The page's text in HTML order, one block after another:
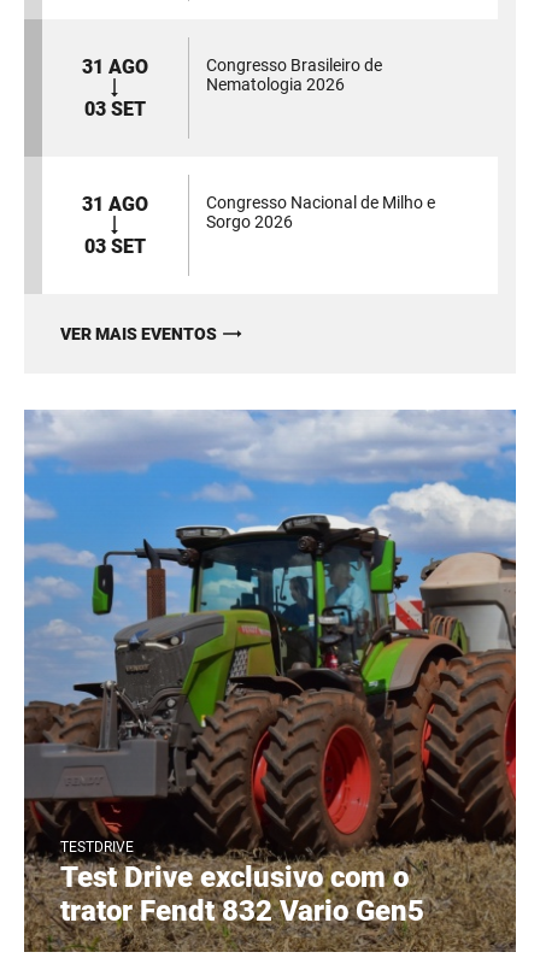
31 AGO
03 SET
Congresso Brasileiro de
Nematologia 2026
31 AGO
03 SET
Congresso Nacional de Milho e
Sorgo 2026
VER MAIS EVENTOS
TESTDRIVE
Test Drive exclusivo com o
trator Fendt 832 Vario Gen5